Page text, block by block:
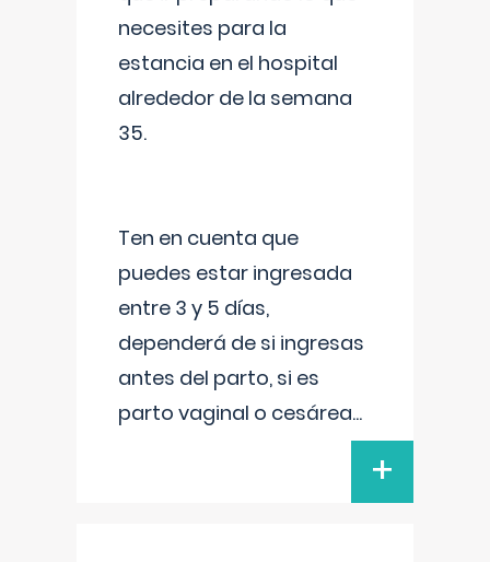
necesites para la
estancia en el hospital
alrededor de la semana
35.
Ten en cuenta que
puedes estar ingresada
entre 3 y 5 días,
dependerá de si ingresas
antes del parto, si es
parto vaginal o cesárea...
+